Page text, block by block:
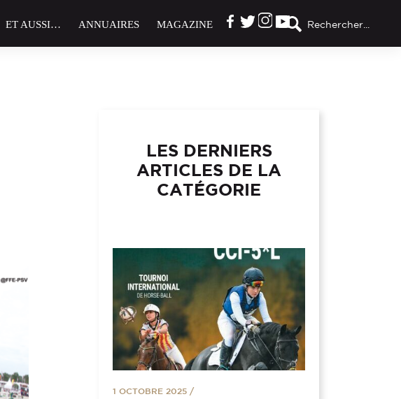
Rechercher...
ET AUSSI… ANNUAIRES MAGAZINE
LES DERNIERS
ARTICLES DE LA
CATÉGORIE
1 OCTOBRE 2025 /